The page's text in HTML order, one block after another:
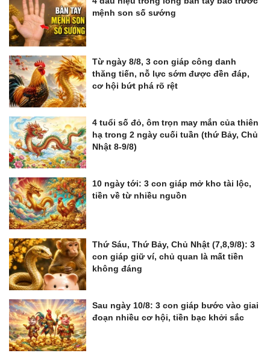
mệnh son số sướng
Từ ngày 8/8, 3 con giáp công danh
thăng tiến, nỗ lực sớm được đền đáp,
cơ hội bứt phá rõ rệt
4 tuổi số đỏ, ôm trọn may mắn của thiên
hạ trong 2 ngày cuối tuần (thứ Bảy, Chủ
Nhật 8-9/8)
10 ngày tới: 3 con giáp mở kho tài lộc,
tiền về từ nhiều nguồn
Thứ Sáu, Thứ Bảy, Chủ Nhật (7,8,9/8): 3
con giáp giữ ví, chủ quan là mất tiền
không đáng
Sau ngày 10/8: 3 con giáp bước vào giai
đoạn nhiều cơ hội, tiền bạc khởi sắc